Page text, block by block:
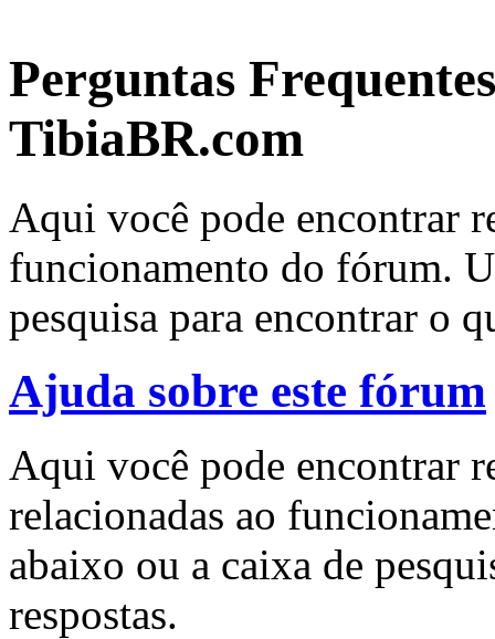
Perguntas
TibiaBR.com
Aqui você pode encontrar
funcionamento do fórum.
pesquisa para encontrar o
Ajuda sobre este fórum
Aqui você pode encontrar
relacionadas ao
abaixo ou a caixa de
respostas.